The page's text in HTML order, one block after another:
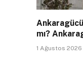
mı?
1 Ağustos 2026